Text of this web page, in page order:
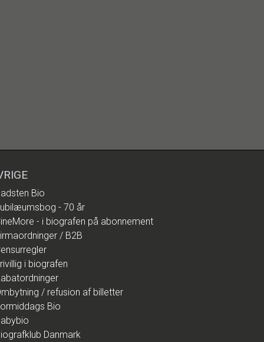
Bio
- 70 år
- i biografen på abonnement
/ B2B
i biografen
/ refusion af billetter
Bio
Danmark